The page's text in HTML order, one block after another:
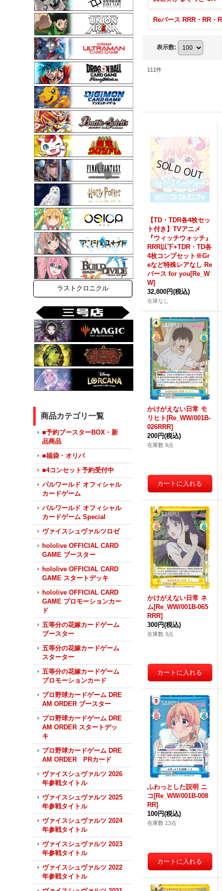
ラストクロニクル
商品カテゴリ一覧
■予約ブースターBOX・新
品商品
■福袋・オリパ
■4コンセット予約受付中
パルワールド オフィシャル
カードゲーム
パルワールド オフィシャル
カードゲーム Special
ヴァイスシュヴァルツロゼ
hololive OFFICIAL CARD
GAME ブースター
hololive OFFICIAL CARD
GAME スタートデッキ
hololive OFFICIAL CARD
GAME プロモーションカー
ド
五等分の花嫁カードゲーム
ブースター
五等分の花嫁カードゲーム
スターター
五等分の花嫁カードゲーム
プロモーションカード
プロ野球カードゲーム DRE
AM ORDER ブースター
プロ野球カードゲーム DRE
AM ORDER スタートデッ
キ
プロ野球カードゲーム DRE
AM ORDER PRカード
ヴァイスシュヴァルツ 2026
年参戦タイトル
ヴァイスシュヴァルツ 2025
年参戦タイトル
ヴァイスシュヴァルツ 2024
年参戦タイトル
ヴァイスシュヴァルツ 2023
年参戦タイトル
ヴァイスシュヴァルツ 2022
年参戦タイトル
表示数:
111件
【TD・TDR各4枚セッ
ト付き】TVアニメ
『ウィッチウォッチ』
RRR以下+TDR・TD各
4枚コンプセット※Gr
eなど特殊レアなし Re
バース for you[Re_W
W]
32,800円(税込)
在庫なし
かけがえない日常 モ
リヒト[Re_WW/001B-
026RRR]
200円(税込)
在庫数 9点
かけがえない日常 ネ
ム[Re_WW/001B-065
RRR]
300円(税込)
在庫数 3点
ふわっとした説明 ニ
コ[Re_WW/001B-008
RR]
100円(税込)
在庫数 13点